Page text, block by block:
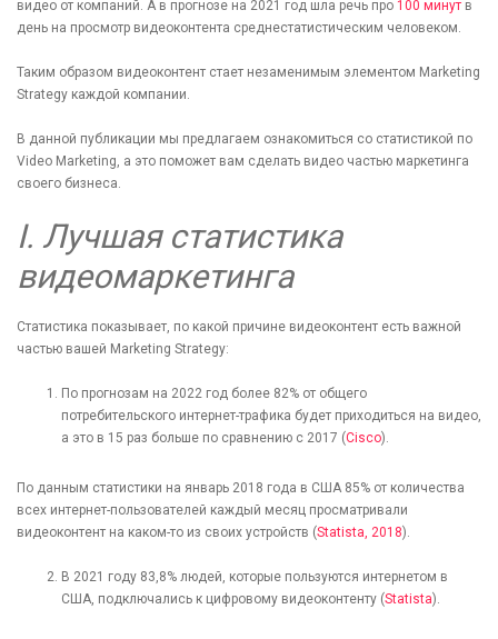
видео от компаний. А в прогнозе на 2021 год шла речь про 100 минут в
день на просмотр видеоконтента среднестатистическим человеком.
Таким образом видеоконтент стает незаменимым элементом Marketing
Strategy каждой компании.
В данной публикации мы предлагаем ознакомиться со статистикой по
Video Marketing, а это поможет вам сделать видео частью маркетинга
своего бизнеса.
І. Лучшая статистика
видеомаркетинга
Статистика показывает, по какой причине видеоконтент есть важной
частью вашей Marketing Strategy:
По прогнозам на 2022 год более 82% от общего
потребительского интернет-трафика будет приходиться на видео,
а это в 15 раз больше по сравнению с 2017 (Cisco).
По данным статистики на январь 2018 года в США 85% от количества
всех интернет-пользователей каждый месяц просматривали
видеоконтент на каком-то из своих устройств (Statista, 2018).
В 2021 году 83,8% людей, которые пользуются интернетом в
США, подключались к цифровому видеоконтенту (Statista).